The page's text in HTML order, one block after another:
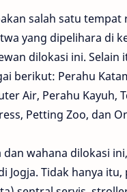
salah satu
yang dipelihara di
dilokasi ini.
berikut: Perahu
Air, Perahu Kayuh,
Petting Zoo, dan
dan wahana dilokasi
Jogja. Tidak hanya